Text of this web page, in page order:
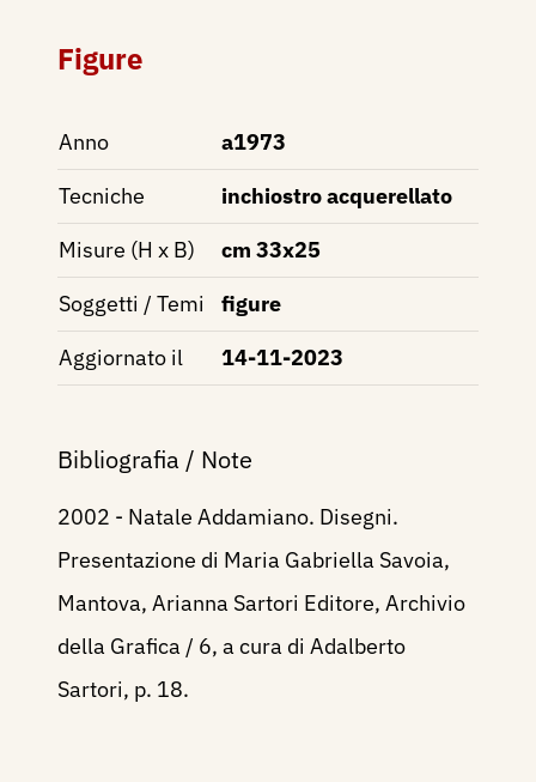
Figure
Anno
a1973
Tecniche
inchiostro acquerellato
Misure (H x B)
cm 33x25
Soggetti / Temi
figure
Aggiornato il
14-11-2023
Bibliografia / Note
2002 - Natale Addamiano. Disegni.
Presentazione di Maria Gabriella Savoia,
Mantova, Arianna Sartori Editore, Archivio
della Grafica / 6, a cura di Adalberto
Sartori, p. 18.